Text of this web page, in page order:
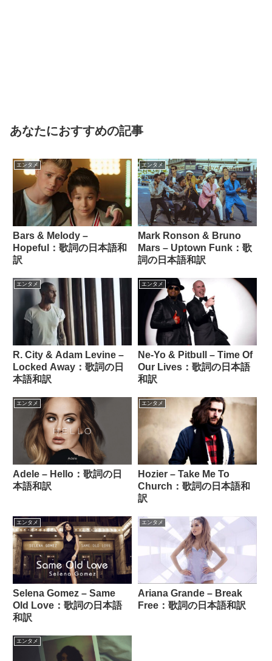
あなたにおすすめの記事
エンタメ
Bars & Melody –
Hopeful：歌詞の日本語和
訳
エンタメ
Mark Ronson & Bruno
Mars – Uptown Funk：歌
詞の日本語和訳
エンタメ
R. City & Adam Levine –
Locked Away：歌詞の日
本語和訳
エンタメ
Ne-Yo & Pitbull – Time Of
Our Lives：歌詞の日本語
和訳
エンタメ
Adele – Hello：歌詞の日
本語和訳
エンタメ
Hozier – Take Me To
Church：歌詞の日本語和
訳
エンタメ
Selena Gomez – Same
Old Love：歌詞の日本語
和訳
エンタメ
Ariana Grande – Break
Free：歌詞の日本語和訳
エンタメ